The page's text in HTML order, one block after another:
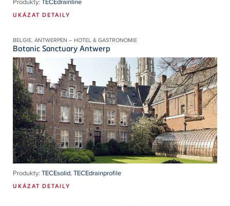
UKÁZAT DETAILY
BELGIE, ANTWERPEN – HOTEL & GASTRONOMIE
Botanic Sanctuary Antwerp
Produkty: TECEsolid,TECEdrainprofile
UKÁZAT DETAILY